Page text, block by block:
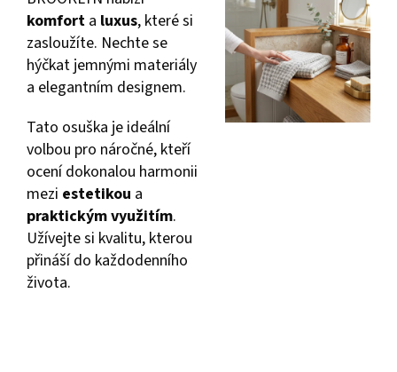
komfort a luxus, které si
zasloužíte. Nechte se
hýčkat jemnými materiály
a elegantním designem.
Tato osuška je ideální
volbou pro náročné, kteří
ocení dokonalou harmonii
mezi estetikou a
praktickým využitím.
Užívejte si kvalitu, kterou
přináší do každodenního
života.